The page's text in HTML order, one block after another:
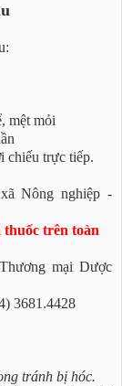
mệt mỏi
chiếu trực tiếp.
Nông nghiệp -
trên toàn
mại Dược
3681.4428
tránh bị hóc.